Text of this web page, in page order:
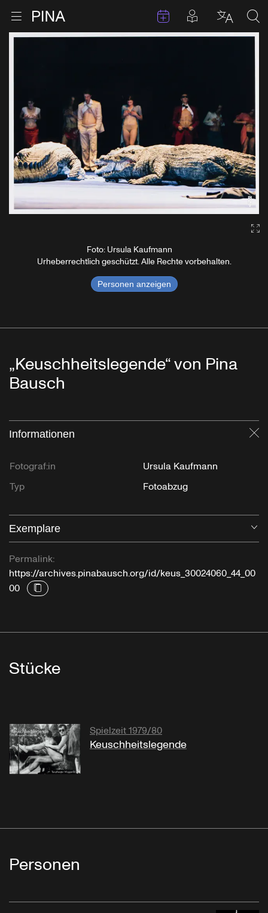
Zum Inhalt springen
Menu öffnen TermineBeiträge in
Foto: Ursula Kaufmann
Urheberrechtlich geschützt. Alle Rechte vorbehalten.
Personen anzeigen
„Keuschheitslegende“ von Pina
Bausch
Informationen
Fotograf:in
Ursula Kaufmann
Typ
Fotoabzug
Exemplare
Permalink:
https://archives.pinabausch.org/id/keus_30024060_44_00
00
Stücke
Spielzeit 1979/80
Keuschheitslegende
Personen